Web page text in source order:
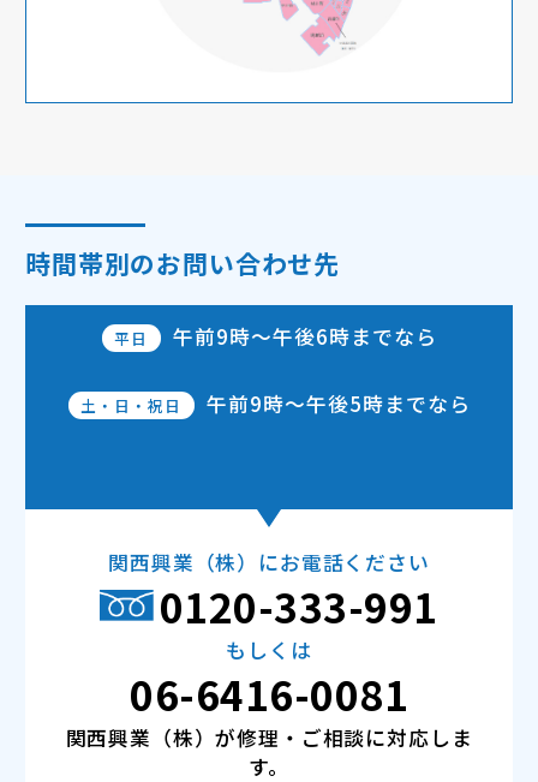
時間帯別のお問い合わせ先
平日 午前9時～午後6時までなら
土・日・祝日 午前9時～午後5時までなら
関西興業（株）にお電話ください
0120-333-991
もしくは
06-6416-0081
関西興業（株）が修理・ご相談に対応しま
す。